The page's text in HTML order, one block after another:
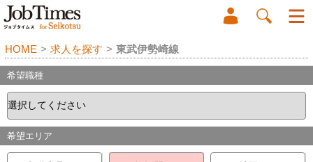
HOME > 求人を探す > 東武伊勢崎線
希望職種
希望エリア